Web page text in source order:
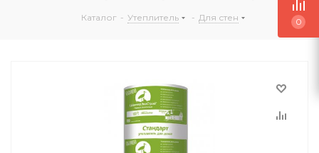
Каталог - Утеплитель - Для стен 0